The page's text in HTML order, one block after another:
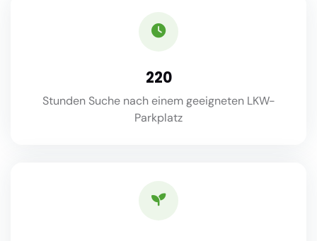
220
Stunden Suche nach einem geeigneten LKW-
Parkplatz